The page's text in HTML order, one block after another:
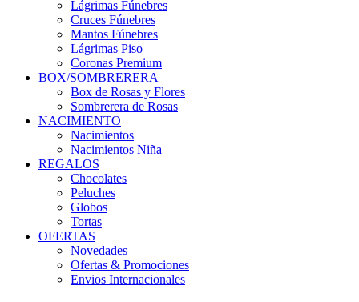
Lágrimas Fúnebres
Cruces Fúnebres
Mantos Fúnebres
Lágrimas Piso
Coronas Premium
BOX/SOMBRERERA
Box de Rosas y Flores
Sombrerera de Rosas
NACIMIENTO
Nacimientos
Nacimientos Niña
REGALOS
Chocolates
Peluches
Globos
Tortas
OFERTAS
Novedades
Ofertas & Promociones
Envios Internacionales